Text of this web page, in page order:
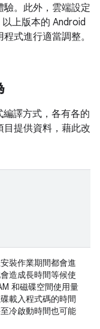
驗。此外，雲端設定
上版本的 Android
式進行適當調整。
譯方式，各有各的
提供資料，藉此改
裝作業期間都會進
造成長時間等候使
和磁碟空間使用量
載入程式碼的時間
冷啟動時間也可能